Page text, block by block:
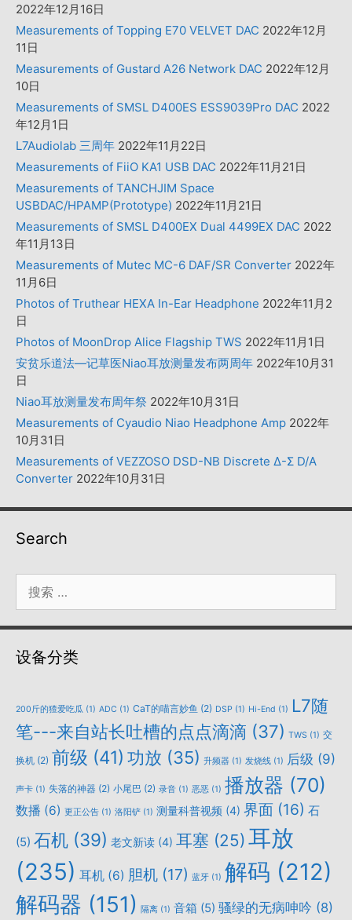
2022年12月16日
Measurements of Topping E70 VELVET DAC 2022年12月
11日
Measurements of Gustard A26 Network DAC 2022年12月
10日
Measurements of SMSL D400ES ESS9039Pro DAC 2022
年12月1日
L7Audiolab 三周年 2022年11月22日
Measurements of FiiO KA1 USB DAC 2022年11月21日
Measurements of TANCHJIM Space
USBDAC/HPAMP(Prototype) 2022年11月21日
Measurements of SMSL D400EX Dual 4499EX DAC 2022
年11月13日
Measurements of Mutec MC-6 DAF/SR Converter 2022年
11月6日
Photos of Truthear HEXA In-Ear Headphone 2022年11月2
日
Photos of MoonDrop Alice Flagship TWS 2022年11月1日
安贫乐道法—记草医Niao耳放测量发布两周年 2022年10月31
日
Niao耳放测量发布周年祭 2022年10月31日
Measurements of Cyaudio Niao Headphone Amp 2022年
10月31日
Measurements of VEZZOSO DSD-NB Discrete Δ-Σ D/A
Converter 2022年10月31日
Search
索：
设备分类
200斤的猹爱吃瓜 (1) ADC (1) CaT的喵言妙鱼 (2) DSP (1) Hi-End (1) L7随
笔---来自站长吐槽的点点滴滴 (37) TWS (1) 交
换机 (2) 前级 (41) 功放 (35) 升频器 (1) 发烧线 (1) 后级 (9)
声卡 (1) 失落的神器 (2) 小尾巴 (2) 录音 (1) 恶恶 (1) 播放器 (70)
数播 (6) 更正公告 (1) 洛阳铲 (1) 测量科普视频 (4) 界面 (16) 石
(5) 石机 (39) 老文新读 (4) 耳塞 (25) 耳放
(235) 耳机 (6) 胆机 (17) 蓝牙 (1) 解码 (212)
解码器 (151) 隔离 (1) 音箱 (5) 骚绿的无病呻吟 (8)